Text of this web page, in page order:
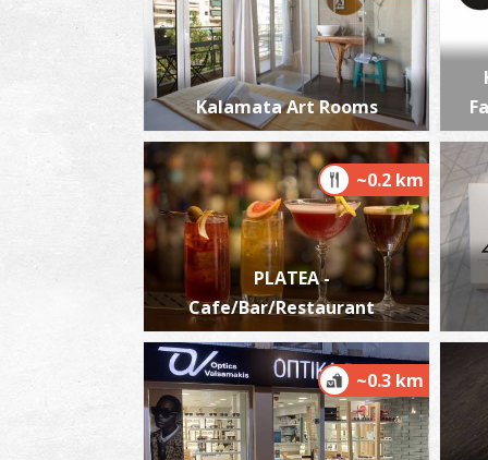
Kalamata Art Rooms
~0.2 km
PLATEA -
Cafe/Bar/Restaurant
~0.3 km